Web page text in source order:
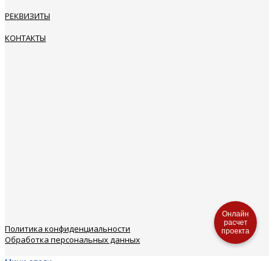
РЕКВИЗИТЫ
КОНТАКТЫ
Политика конфиденциальности
Обработка персональных данных
Онлайн
расчет
проекта